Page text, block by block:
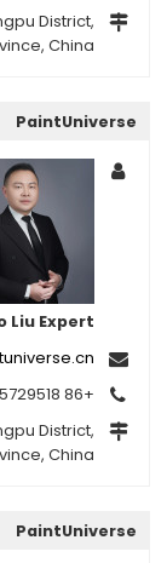
District,
China
PaintUniverse
Liu Expert
+86 18825729518
District,
China
PaintUniverse